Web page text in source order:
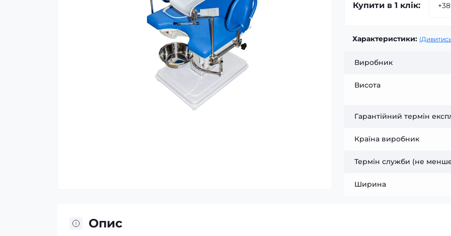
Купити в 1 клік:
Характеристики: (Дивитись
Виробник
Висота
Гарантійний термін
Країна виробник
Термін служби (не
Ширина
Опис